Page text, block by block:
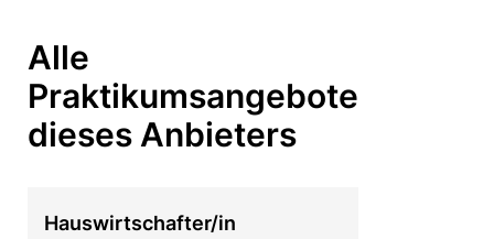
Alle
Praktikumsangebote
dieses Anbieters
Hauswirtschafter/in